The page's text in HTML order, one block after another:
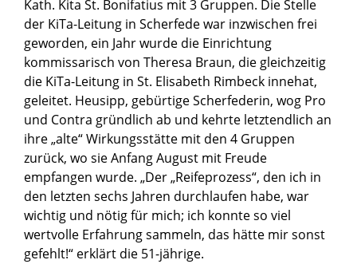
Kath. Kita St. Bonifatius mit 3 Gruppen. Die Stelle
der KiTa-Leitung in Scherfede war inzwischen frei
geworden, ein Jahr wurde die Einrichtung
kommissarisch von Theresa Braun, die gleichzeitig
die KiTa-Leitung in St. Elisabeth Rimbeck innehat,
geleitet. Heusipp, gebürtige Scherfederin, wog Pro
und Contra gründlich ab und kehrte letztendlich an
ihre „alte“ Wirkungsstätte mit den 4 Gruppen
zurück, wo sie Anfang August mit Freude
empfangen wurde. „Der „Reifeprozess“, den ich in
den letzten sechs Jahren durchlaufen habe, war
wichtig und nötig für mich; ich konnte so viel
wertvolle Erfahrung sammeln, das hätte mir sonst
gefehlt!“ erklärt die 51-jährige.